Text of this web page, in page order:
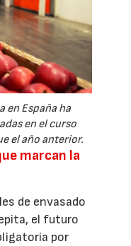
en España ha
en el curso
el año anterior.
marcan la
de envasado
el futuro
por